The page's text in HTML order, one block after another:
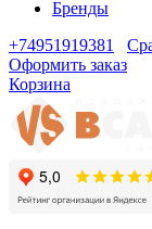
Бренды
+74951919381
Оформить заказ
Корзина